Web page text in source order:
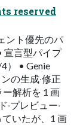
reserved
ント優先のパ
宣⾔型パイプ
） • Genie
の⽣成‧修正
ー解析を 1 画
‧プレビュー‧
いたが、1 画